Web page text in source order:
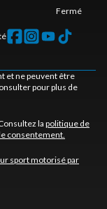
Fermé
et ne peuvent être
pour plus de
la politique de
consentement.
sport motorisé par